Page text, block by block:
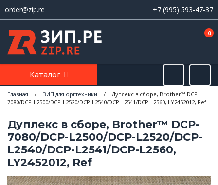
order@zip.re +7 (995) 593-47-37
0
Каталог
Главная / ЗИП для оргтехники /
Дуплекс в сборе, Brother™ DCP-
7080/DCP-L2500/DCP-L2520/DCP-L2540/DCP-L2541/DCP-L2560, LY2452012, Ref
Дуплекс в сборе, Brother™ DCP-
7080/DCP-L2500/DCP-L2520/DCP-
L2540/DCP-L2541/DCP-L2560,
LY2452012, Ref